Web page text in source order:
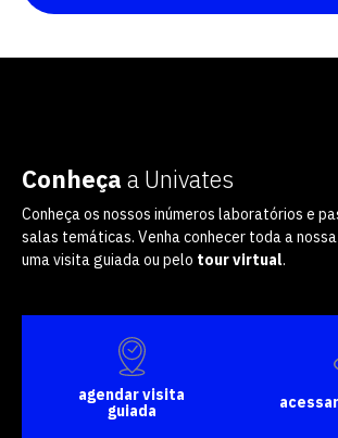
Conheça a Univates
Conheça os nossos inúmeros laboratórios e
salas temáticas. Venha conhecer toda a
uma visita guiada ou pelo tour virtual.
agendar visita
guiada